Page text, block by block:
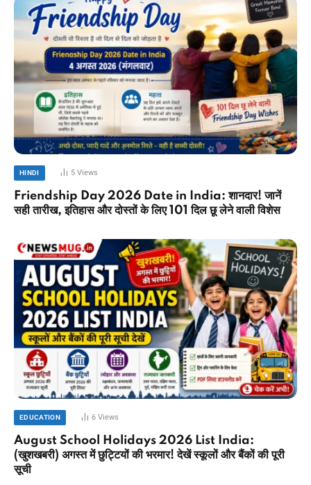
HINDI 5 Views
Friendship Day 2026 Date in India: शानदार! जानें
सही तारीख, इतिहास और दोस्तों के लिए 101 दिल छू लेने वाली विशेस
EDUCATION 6Views
August School Holidays 2026 List India:
(खुशखबरी) अगस्त में छुट्टियों की भरमार! देखें स्कूलों और बैंकों की पूरी
सूची